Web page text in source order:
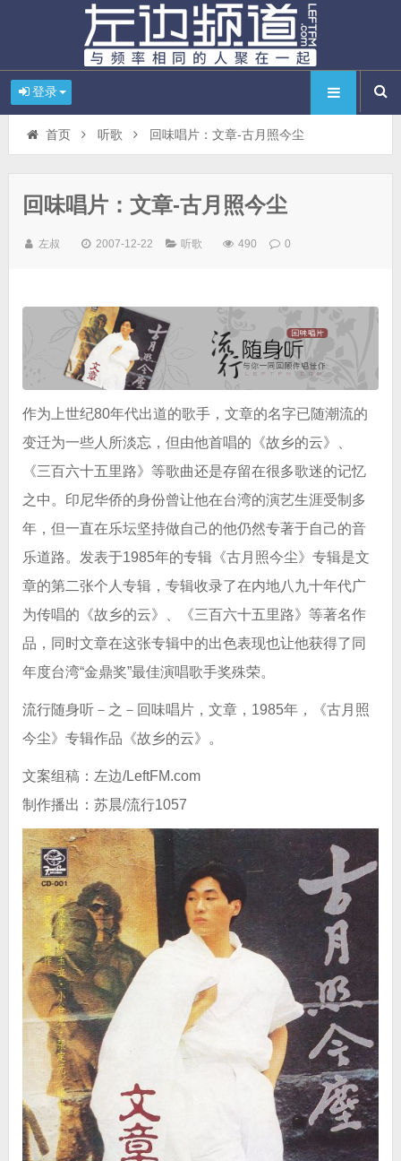
登录
首页 听歌 回味唱片：文章-古月照今尘
回味唱片：文章-古月照今尘
左叔 2007-12-22 听歌 490 0
作为上世纪80年代出道的歌手，文章的名字已随潮流的
变迁为一些人所淡忘，但由他首唱的《故乡的云》、
《三百六十五里路》等歌曲还是存留在很多歌迷的记忆
之中。印尼华侨的身份曾让他在台湾的演艺生涯受制多
年，但一直在乐坛坚持做自己的他仍然专著于自己的音
乐道路。发表于1985年的专辑《古月照今尘》专辑是文
章的第二张个人专辑，专辑收录了在内地八九十年代广
为传唱的《故乡的云》、《三百六十五里路》等著名作
品，同时文章在这张专辑中的出色表现也让他获得了同
年度台湾“金鼎奖”最佳演唱歌手奖殊荣。
流行随身听－之－回味唱片，文章，1985年，《古月照
今尘》专辑作品《故乡的云》。
文案组稿：左边/LeftFM.com
制作播出：苏晨/流行1057